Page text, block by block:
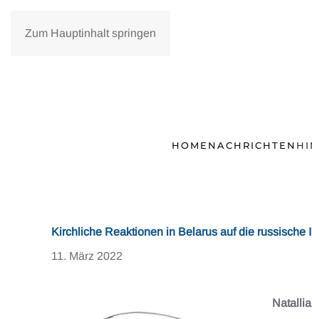
Zum Hauptinhalt springen
HOME NACHRICHTEN
Kirchliche Reaktionen in Belarus auf die russische
11. März 2022